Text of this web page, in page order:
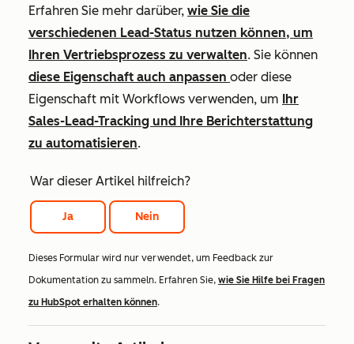
Erfahren Sie mehr darüber, wie Sie die
verschiedenen Lead-Status nutzen können, um
Ihren Vertriebsprozess zu verwalten. Sie können
diese Eigenschaft auch anpassen oder diese
Eigenschaft mit Workflows verwenden, um
Ihr
Sales-Lead-Tracking und Ihre Berichterstattung
zu automatisieren.
War dieser Artikel hilfreich?
Ja Nein
Dieses Formular wird nur verwendet, um Feedback zur
Dokumentation zu sammeln. Erfahren Sie, wie Sie Hilfe bei Fragen
zu HubSpot erhalten können.